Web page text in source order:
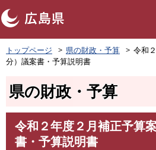
ペ
ー
ジ
トップページ 県の財政・予算
令和
分）議案書・予算説明書
県の財政・予算
令和２年度２月補正予算
書・予算説明書